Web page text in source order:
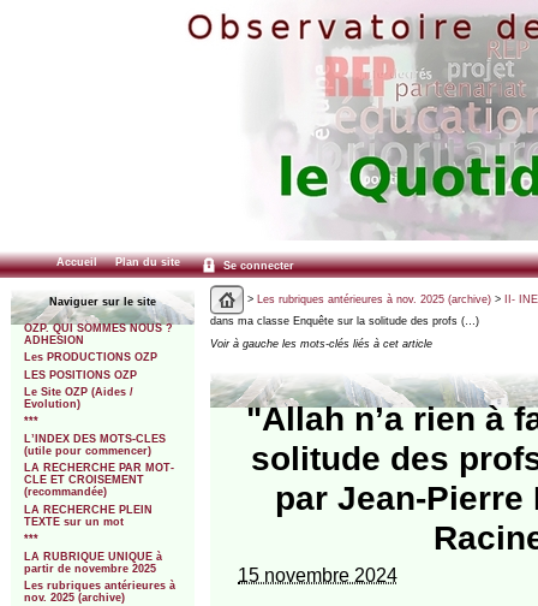
Accueil Plan du site Se connecter
Naviguer sur le site
OZP. QUI SOMMES NOUS ?
ADHESION
Les PRODUCTIONS OZP
LES POSITIONS OZP
Le Site OZP (Aides /
Evolution)
***
L’INDEX DES MOTS-CLES
(utile pour commencer)
LA RECHERCHE PAR MOT-
CLE ET CROISEMENT
(recommandée)
LA RECHERCHE PLEIN
TEXTE sur un mot
***
LA RUBRIQUE UNIQUE à
partir de novembre 2025
Les rubriques antérieures à
nov. 2025 (archive)
> Les rubriques antérieures à nov. 2025 (archive)>
II-
dans ma classe Enquête sur la solitude des profs (…)
Voir à gauche les mots-clés liés à cet article
"Allah n’a rien à
solitude des
par Jean-Pierre
15 novembre 2024